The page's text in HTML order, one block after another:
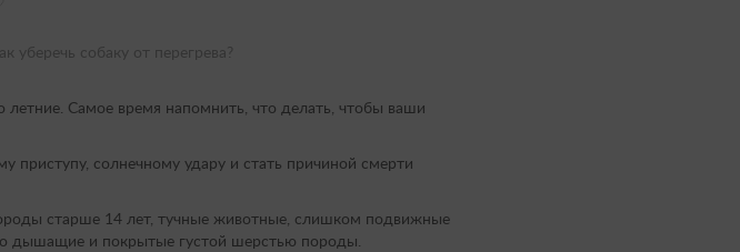
уберечь собаку от перегрева?
летние. Самое время напомнить, что делать, чтобы ваши
приступу, солнечному удару и стать причиной смерти
старше 14 лет, тучные животные, слишком подвижные
дышащие и покрытые густой шерстью породы.